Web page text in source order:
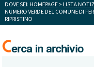
DOVE SEI: HOMEPAGE > LISTA
NUMERO VERDE DEL COMUNE DI
RIPRISTINO